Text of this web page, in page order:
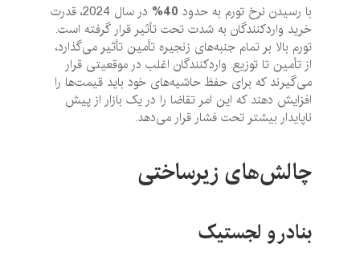
با رسیدن نرخ تورم به حدود 40%
در سال 2024، قدرت
خرید واردکنندگان به شدت تحت تأثیر قرار گرفته است.
تورم بالا بر تمام جنبه‌های زنجیره تأمین تأثیر می‌گذارد،
از تأمین تا توزیع. واردکنندگان اغلب در موقعیتی قرار
می‌گیرند که برای حفظ حاشیه‌های خود باید قیمت‌ها را
افزایش دهند که این امر تقاضا را در یک بازار از پیش
ناپایدار بیشتر تحت فشار قرار می‌دهد.
چالش‌های زیرساختی
بنادر و لجستیک